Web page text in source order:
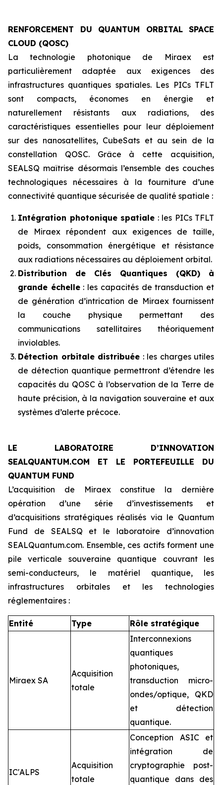
RENFORCEMENT DU QUANTUM ORBITAL SPACE
CLOUD (QOSC)
La technologie photonique de Miraex est
particulièrement adaptée aux exigences des
infrastructures quantiques spatiales. Les PICs TFLT
sont compacts, économes en énergie et
naturellement résistants aux radiations, des
caractéristiques essentielles pour leur déploiement
sur des nanosatellites, CubeSats et au sein de la
constellation QOSC. Grâce à cette acquisition,
SEALSQ maîtrise désormais l’ensemble des couches
technologiques nécessaires à la fourniture d’une
connectivité quantique sécurisée de qualité spatiale :
Intégration photonique spatiale : les PICs TFLT
de Miraex répondent aux exigences de taille,
poids, consommation énergétique et résistance
aux radiations nécessaires au déploiement orbital.
Distribution de Clés Quantiques (QKD) à
grande échelle: les capacités de transduction et
de génération d’intrication de Miraex fournissent
la couche physique permettant des
communications satellitaires théoriquement
inviolables.
Détection orbitale distribuée : les charges utiles
de détection quantique permettront d’étendre les
capacités du QOSC à l’observation de la Terre de
haute précision, à la navigation souveraine et aux
systèmes d’alerte précoce.
LE LABORATOIRE D’INNOVATION
SEALQUANTUM.COM ET LE PORTEFEUILLE DU
QUANTUM FUND
L’acquisition de Miraex constitue la dernière
opération d’une série d’investissements et
d’acquisitions stratégiques réalisés via le Quantum
Fund de SEALSQ et le laboratoire d’innovation
SEALQuantum.com. Ensemble, ces actifs forment une
pile verticale souveraine quantique couvrant les
semi-conducteurs, le matériel quantique, les
infrastructures orbitales et les technologies
réglementaires :
Entité Type Rôle stratégique
Miraex SA
Acquisition
totale
Interconnexions
quantiques
photoniques,
transduction micro-
ondes/optique, QKD
et détection
quantique.
IC'ALPS
Acquisition
totale
Conception ASIC et
intégration de
cryptographie post-
quantique dans des